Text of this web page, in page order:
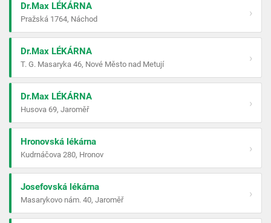
Dr.Max LÉKÁRNA
Pražská 1764, Náchod
›
Dr.Max LÉKÁRNA
T. G. Masaryka 46, Nové Město nad Metují
›
Dr.Max LÉKÁRNA
Husova 69, Jaroměř
›
Hronovská lékárna
Kudrnáčova 280, Hronov
›
Josefovská lékárna
Masarykovo nám. 40, Jaroměř
›